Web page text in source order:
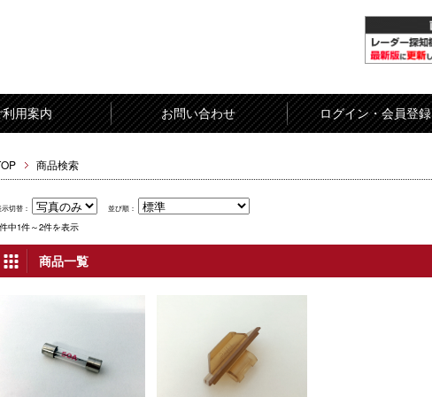
利用案内 お問い合わせ ログイン・会員登録
商品検索
切替： 並び順：
中1件～2件を表示
商品一覧